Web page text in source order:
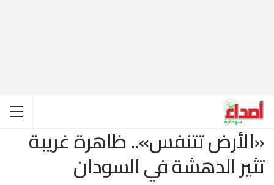
«الأرض تتنفس».. ظاهرة غريبة
تثير الدهشة في السودان